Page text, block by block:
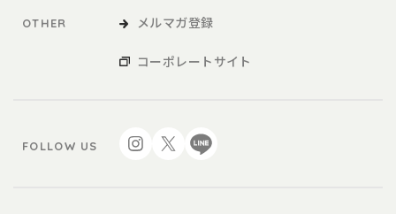
OTHER メルマガ登録
コーポレートサイト
FOLLOW US